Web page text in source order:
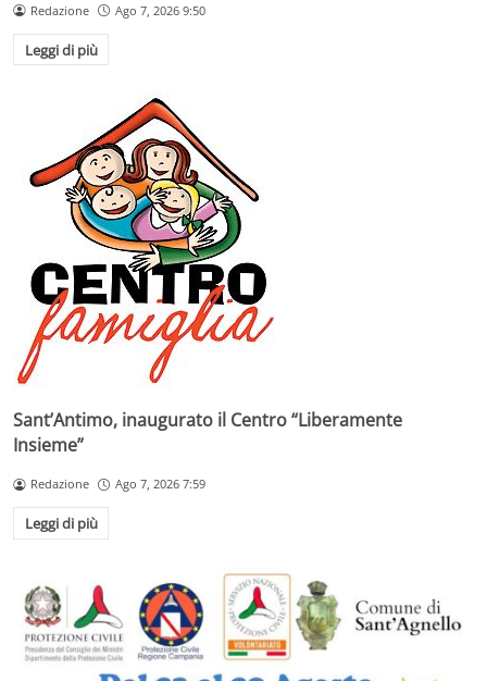
Redazione Ago 7, 2026 9:50
Leggi di più
Sant’Antimo, inaugurato il Centro “Liberamente
Insieme”
Redazione Ago 7, 2026 7:59
Leggi di più